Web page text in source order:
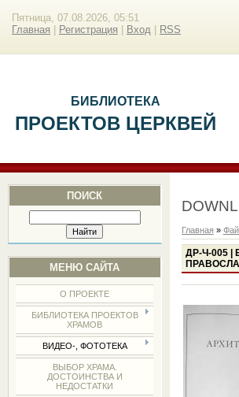
Пятница, 07.08.2026, 05:51
Главная
Регистрация Вход RSS
БИБЛИОТЕКА
ПРОЕКТОВ ЦЕРКВЕЙ
ПОИСК
МЕНЮ САЙТА
О ПРОЕКТЕ
БИБЛИОТЕКА ПРОЕКТОВ
ХРАМОВ
ВИДЕО-, ФОТОТЕКА
ВЫБОР ХРАМА.
ДОСТОИНСТВА И
НЕДОСТАТКИ
Главная »
ДР-Ч-005 |